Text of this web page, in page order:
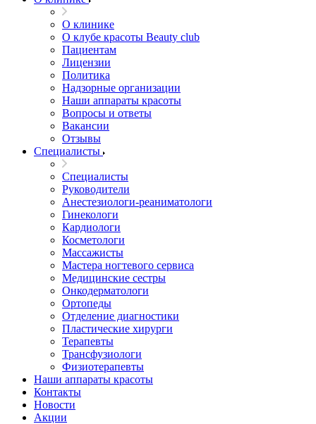
О клинике
О клубе красоты Beauty club
Пациентам
Лицензии
Политика
Надзорные организации
Наши аппараты красоты
Вопросы и ответы
Вакансии
Отзывы
Специалисты
Специалисты
Руководители
Анестезиологи-реаниматологи
Гинекологи
Кардиологи
Косметологи
Массажисты
Мастера ногтевого сервиса
Медицинские сестры
Онкодерматологи
Ортопеды
Отделение диагностики
Пластические хирурги
Терапевты
Трансфузиологи
Физиотерапевты
Наши аппараты красоты
Контакты
Новости
Акции